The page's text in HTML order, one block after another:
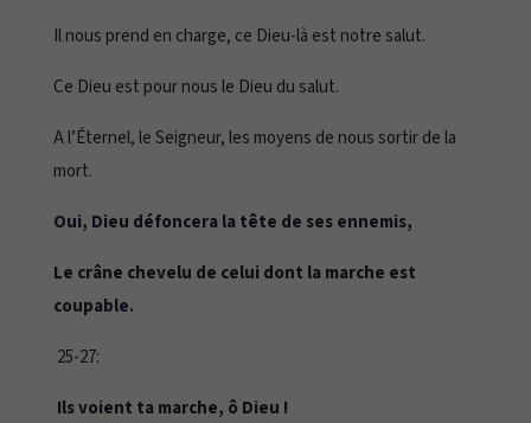
Il nous prend en charge, ce Dieu-là est notre salut.
Ce Dieu est pour nous le Dieu du salut.
A l’Éternel, le Seigneur, les moyens de nous sortir de la
mort.
Oui, Dieu défoncera la tête de ses ennemis,
Le crâne chevelu de celui dont la marche est
coupable.
25-27:
Ils voient ta marche, ô Dieu !